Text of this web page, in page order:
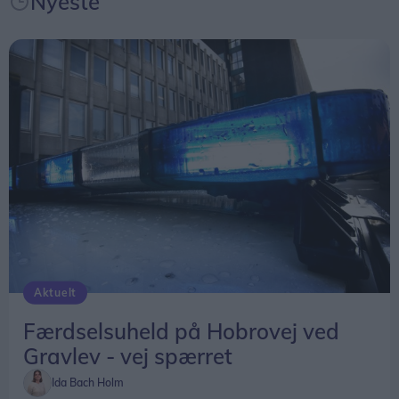
Aktuelt
Færdselsuheld på Hobrovej ved
Gravlev - vej spærret
Ida Bach Holm